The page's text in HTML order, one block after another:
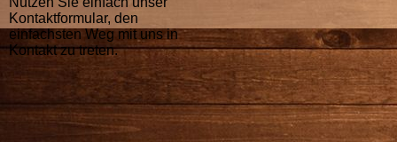
Kontakt­formular, den
einfach­sten Weg mit uns in
Kontakt zu treten.